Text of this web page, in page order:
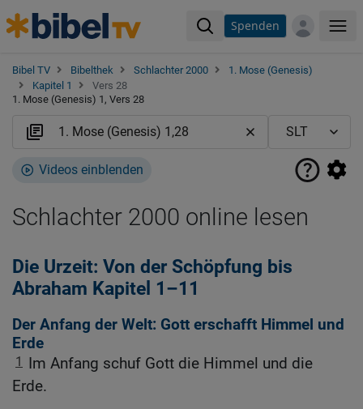
Spenden
Bibel TV Bibelthek Schlachter 2000
1. Mose (Genesis)
Kapitel 1
Vers 28
1. Mose (Genesis) 1, Vers 28
Videos einblenden
Schlachter 2000 online lesen
Die Urzeit: Von der Schöpfung bis
Abraham Kapitel 1–11
Der Anfang der Welt: Gott erschafft Himmel und
Erde
1
Im Anfang schuf Gott die Himmel und die
Erde.